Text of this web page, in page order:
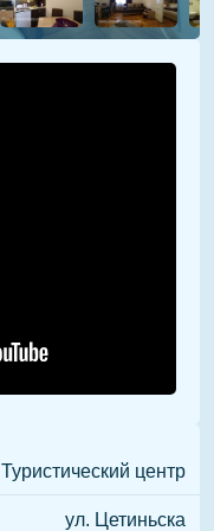
Туристический центр
ул. Цетиньска